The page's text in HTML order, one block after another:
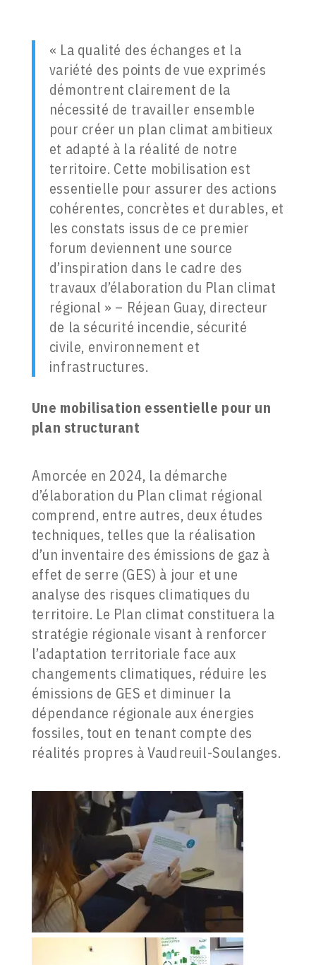
« La qualité des échanges et la
variété des points de vue exprimés
démontrent clairement de la
nécessité de travailler ensemble
pour créer un plan climat ambitieux
et adapté à la réalité de notre
territoire. Cette mobilisation est
essentielle pour assurer des actions
cohérentes, concrètes et durables, et
les constats issus de ce premier
forum deviennent une source
d’inspiration dans le cadre des
travaux d’élaboration du Plan climat
régional » – Réjean Guay, directeur
de la sécurité incendie, sécurité
civile, environnement et
infrastructures.
Une mobilisation essentielle pour un
plan structurant
Amorcée en 2024, la démarche
d’élaboration du Plan climat régional
comprend, entre autres, deux études
techniques, telles que la réalisation
d’un inventaire des émissions de gaz à
effet de serre (GES) à jour et une
analyse des risques climatiques du
territoire. Le Plan climat constituera la
stratégie régionale visant à renforcer
l’adaptation territoriale face aux
changements climatiques, réduire les
émissions de GES et diminuer la
dépendance régionale aux énergies
fossiles, tout en tenant compte des
réalités propres à Vaudreuil-Soulanges.